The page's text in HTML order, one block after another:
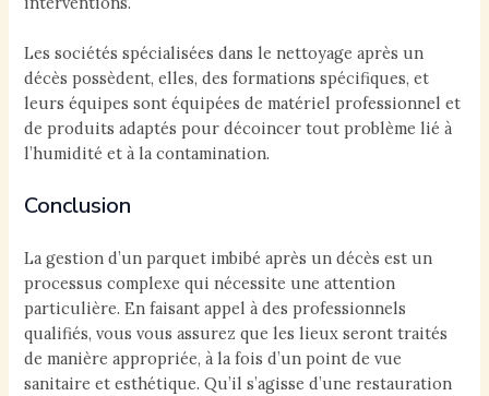
Les sociétés spécialisées dans le nettoyage après un
décès possèdent, elles, des formations spécifiques, et
leurs équipes sont équipées de matériel professionnel et
de produits adaptés pour décoincer tout problème lié à
l’humidité et à la contamination.
Conclusion
La gestion d’un parquet imbibé après un décès est un
processus complexe qui nécessite une attention
particulière. En faisant appel à des professionnels
qualifiés, vous vous assurez que les lieux seront traités
de manière appropriée, à la fois d’un point de vue
sanitaire et esthétique. Qu’il s’agisse d’une restauration